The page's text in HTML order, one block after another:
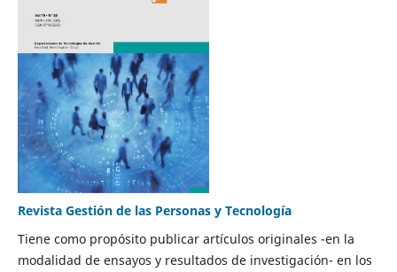
Revista Gestión de las Personas y Tecnología
Tiene como propósito publicar artículos originales -en la
modalidad de ensayos y resultados de investigación- en los